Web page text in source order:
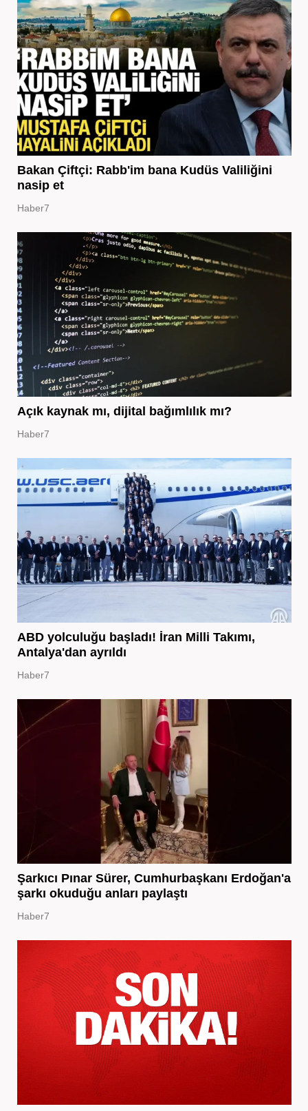
Bakan Çiftçi: Rabb'im bana Kudüs Valiliğini
nasip et
Haber7
Açık kaynak mı, dijital bağımlılık mı?
Haber7
ABD yolculuğu başladı! İran Milli Takımı,
Antalya'dan ayrıldı
Haber7
Şarkıcı Pınar Sürer, Cumhurbaşkanı Erdoğan'a
şarkı okuduğu anları paylaştı
Haber7